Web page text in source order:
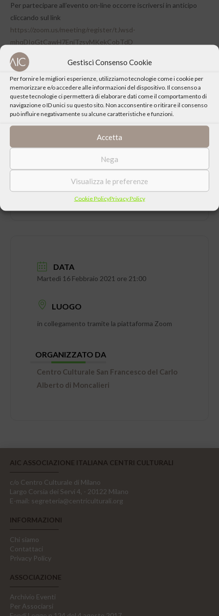
Gestisci Consenso Cookie
Per fornire le migliori esperienze, utilizziamo tecnologie come i cookie per
memorizzare e/o accedere alle informazioni del dispositivo. Il consenso a
queste tecnologie ci permetterà di elaborare dati come il comportamento di
navigazione o ID unici su questo sito. Non acconsentire o ritirare il consenso
può influire negativamente su alcune caratteristiche e funzioni.
Accetta
Nega
Visualizza le preferenze
Cookie PolicyPrivacy Policy
Per partecipare all’evento on-line occorre iscriversi in anticipo
cliccando sul link
https://zoom.us/meeting/register/tJwsd-
mhqDIoGtCawH7EnjTzsyMKekCobTdD
Dopo l’iscrizione, riceverai un’e-mail di conferma con le
informazioni necessarie per partecipare all’incontro.
CONDIVIDI QUESTO EVENTO
DATA
Martedì 16 Febbraio 2021 ore 21:00
LUOGO
in collegamento tramite la piattaforma Zoom
ORGANIZZATO DA
Centro Culturale San Francesco del Carlo
Alberto di Moncalieri
AIC ASSOCIAZIONE ITALIANA CENTRI CULTURALI
c/o Centro Culturale di Milano
Largo Corsia dei Servi 4, - 20122 Milano
E-mail: segreteria@centriculturali.org
INFORMAZIONI
Chi siamo
Contattaci
Privacy Policy
ASSOCIAZIONE
Archivio Eventi
Per Associarsi